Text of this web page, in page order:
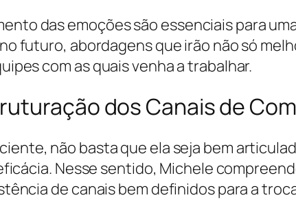
das emoções são essenciais para
futuro, abordagens que irão não só
com as quais venha a trabalhar.
dos Canais de
não basta que ela seja bem
Nesse sentido, Michele
de canais bem definidos para a